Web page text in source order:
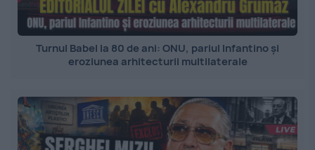
Turnul Babel la 80 de ani: ONU, pariul Infantino și
eroziunea arhitecturii multilaterale